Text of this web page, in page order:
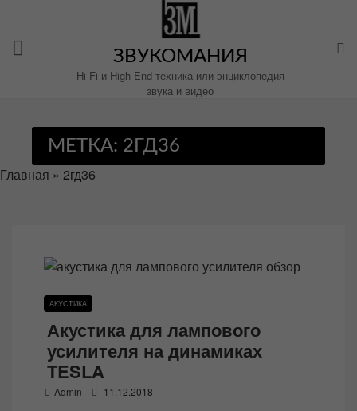
содержимому
ЗВУКОМАНИЯ
Hi-Fi и High-End техника или энциклопедия
звука и видео
МЕТКА: 2ГД36
Главная » 2гд36
АКУСТИКА
Акустика для лампового
усилителя на динамиках
TESLA
Admin 11.12.2018